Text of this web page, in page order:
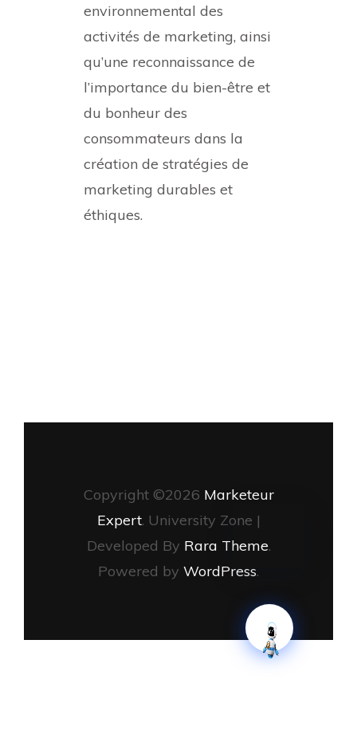
environnemental des
activités de marketing, ainsi
qu’une reconnaissance de
l’importance du bien-être et
du bonheur des
consommateurs dans la
création de stratégies de
marketing durables et
éthiques.
Copyright ©2026 Marketeur
Expert. University Zone |
Developed By Rara Theme.
Powered by WordPress.